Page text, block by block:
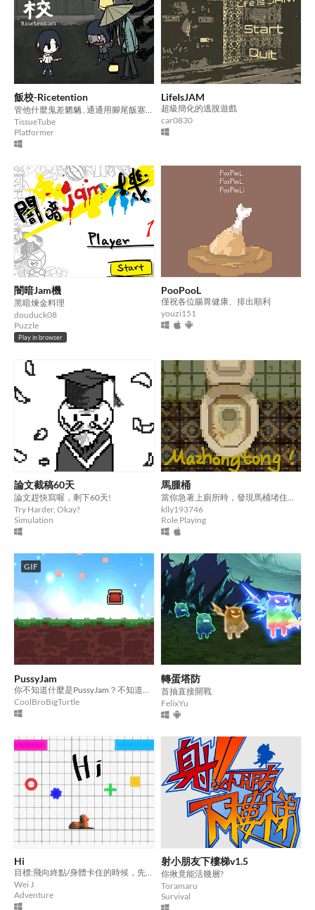
飯校-Ricetention
管他什麼鬼差魍魉​ , 通通用腳尾飯塞爆!​
TissueTube
Platformer
LifeIsJAM
超級簡化的逃脫遊戲
car0830
闇暗Jam機
黑暗煉金料理
douduck08
Puzzle
Play in browser
PooPooL
僅祝各位腸胃健康、排出順利
youzi151
論文截稿60天
論文趕快寫喔，剩下60天!
Try Harder, Okay?
Simulation
馬腫桶
當你急著上廁所時，發現馬桶堵住怎麼辦？
klly193746
Role Playing
GIF
PussyJam
CoolBroBigTurtle
轉蛋塔防
首抽直接開戰
FelixYu
Hi
目標:飛向終點/身體卡住的時候，先試著掙脫/有時候身體會飛出去直接到終點，請重來
Wei J
Adventure
射小朋友下樓梯v1.5
你揪竟能活幾層?
Toramaru
Survival